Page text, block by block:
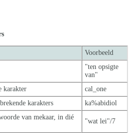
Voorbeeld
"ten opsigte
van"
karakter
cal_one
karakters ka%abidiol
van mekaar, in dié
"wat lei"/7